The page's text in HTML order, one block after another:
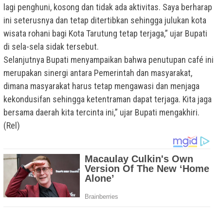
lagi penghuni, kosong dan tidak ada aktivitas. Saya berharap
ini seterusnya dan tetap ditertibkan sehingga julukan kota
wisata rohani bagi Kota Tarutung tetap terjaga,” ujar Bupati
di sela-sela sidak tersebut.
Selanjutnya Bupati menyampaikan bahwa penutupan café ini
merupakan sinergi antara Pemerintah dan masyarakat,
dimana masyarakat harus tetap mengawasi dan menjaga
kekondusifan sehingga ketentraman dapat terjaga. Kita jaga
bersama daerah kita tercinta ini,” ujar Bupati mengakhiri.
(Rel)